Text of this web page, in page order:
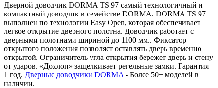
Дверной доводчик DORMA TS 97 самый технологичный и
компактный доводчик в семействе DORMA. DORMA TS 97
выполнен по технологии Easy Open, которая обеспечивает
легкое открытие дверного полотна. Доводчик работает с
дверными полотнами шириной до 1100 мм.. Фиксатор
открытого положения позволяет оставлять дверь временно
открытой. Ограничитель угла открытия бережет дверь и стену
от ударов. «Дохлоп» защелкивает регельные замки. Гарантия
1 год. Дверные доводчики DORMA - Более 50+ моделей в
наличии.